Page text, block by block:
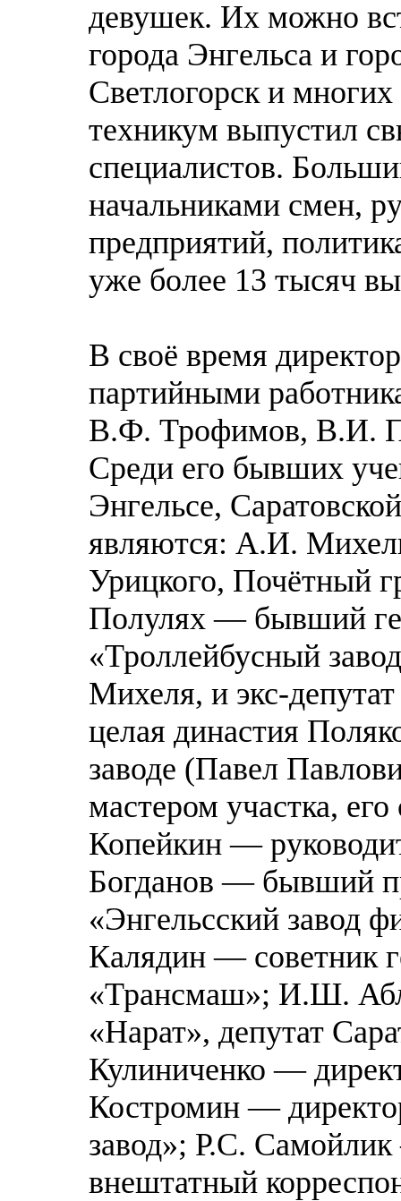
девушек. Их можно
города Энгельса и
Светлогорск и многих
техникум выпустил
специалистов.
начальниками смен,
предприятий,
уже более 13 тысяч
В своё время
партийными
В.Ф. Трофимов, В.И.
Среди его бывших
Энгельсе,
являются: А.И.
Урицкого, Почётный
Полулях — бывший
«Троллейбусный
Михеля, и экс-
целая династия
заводе (Павел
мастером участка,
Копейкин —
Богданов — бывший
«Энгельсский завод
Калядин — советник
«Трансмаш»; И.Ш.
«Нарат», депутат
Кулиниченко —
Костромин —
завод»; Р.С.
внештатный